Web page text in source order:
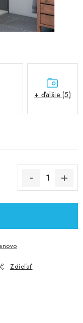
Predajňa Nitra
Zdieľať
+ ďalšie (5)